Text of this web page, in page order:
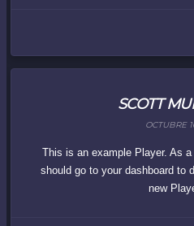
SCOTT
OCTUBRE
This is an example Player. As
should go to your dashboard to
new